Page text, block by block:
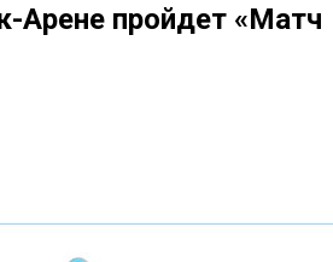
Арене пройдет «Матч